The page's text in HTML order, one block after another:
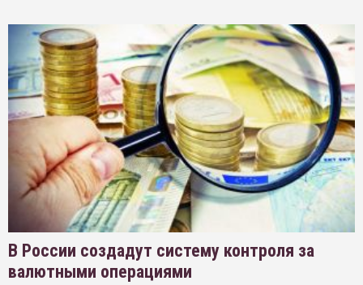
В России создадут систему контроля за
валютными операциями